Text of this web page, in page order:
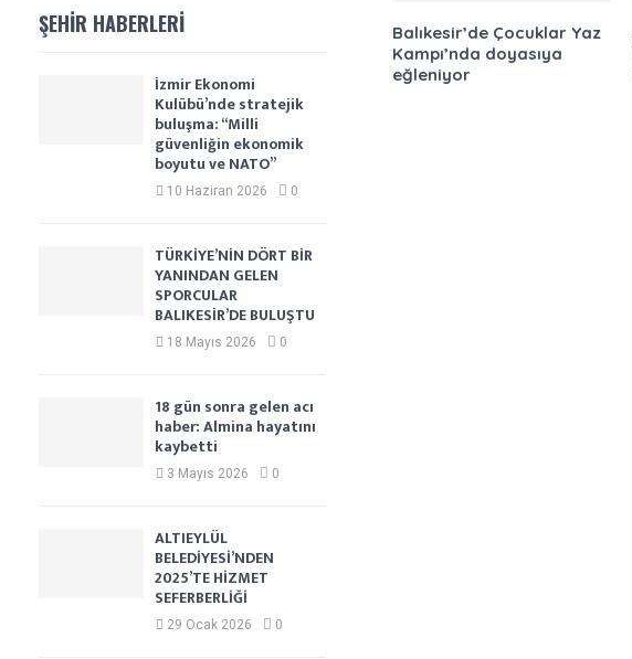
Balıkesir’de Çocuklar Yaz
Kampı’nda doyasıya
eğleniyor
ŞEHIR HABERLERI
İzmir Ekonomi
Kulübü’nde stratejik
buluşma: “Milli
güvenliğin ekonomik
boyutu ve NATO”
10 Haziran 2026 0
TÜRKİYE’NİN DÖRT BİR
YANINDAN GELEN
SPORCULAR
BALIKESİR’DE BULUŞTU
18 Mayıs 2026 0
18 gün sonra gelen acı
haber: Almina hayatını
kaybetti
3 Mayıs 2026 0
ALTIEYLÜL
BELEDİYESİ’NDEN
2025’TE HİZMET
SEFERBERLİĞİ
29 Ocak 2026 0